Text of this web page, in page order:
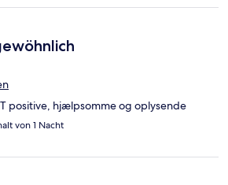
positive, hjælpsomme og oplysende
von 1 Nacht